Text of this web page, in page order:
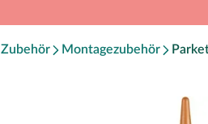
Zubehör Montagezubehör